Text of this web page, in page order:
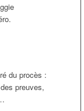
du procès :
preuves,